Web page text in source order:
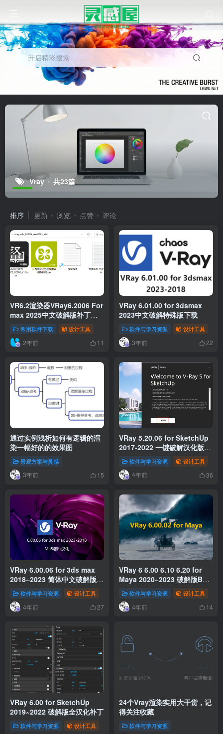
开启精彩搜索
Vray 共23篇
排序 更新 浏览 点赞 评论
VR6.2渲染器VRay6.2006 For
max 2025中文破解版补丁下
载
常用软件下载 设计工具
2年前 11
VRay 6.01.00 for 3dsmax
2023中文破解特殊版下载
软件与学习资源 设计工具
3年前 22
通过实例浅析如何有逻辑的渲
染一幅好的的效果图
景观方案与灵感
3年前 15
VRay 5.20.06 for SketchUp
2017-2022 一键破解汉化版
(附补丁+安装教程)
软件与学习资源 设计工具
4年前 36
VRay 6.00.06 for 3ds max
2018~2023 简体中文破解版下
载
软件与学习资源 设计工具
4年前 27
VRay 6 6.00 6.10 6.20 for
Maya 2020~2023 破解版BT
下载软件与学习资源 设计工具
4年前 14
VRay 6.00 for SketchUp
2019~2022 破解版全汉化补丁
软件与学习资源 设计工具
24个Vray渲染实用大干货，记
得关注收藏
软件与学习资源